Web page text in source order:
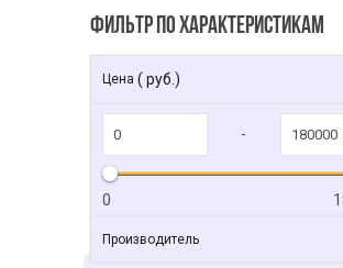
ФИЛЬТР ПО ХАРАКТЕРИСТИКАМ
Цена ( руб.)
-
0
Производитель